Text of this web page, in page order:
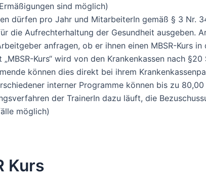
sind möglich)
dürfen pro Jahr und MitarbeiterIn gemäß § 3 Nr.
die Aufrechterhaltung der Gesundheit ausgeben.
anfragen, ob er ihnen einen MBSR-Kurs
„MBSR-Kurs“ wird von den Krankenkassen nach §20
können dies direkt bei ihrem
interner Programme können bis zu
der TrainerIn dazu läuft, die
möglich)
Kurs